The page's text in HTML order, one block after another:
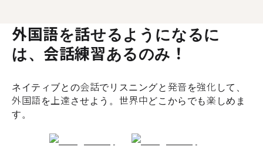
外国語を話せるようになるに
は、会話練習あるのみ！
ネイティブとの会話でリスニングと発音を強化して、
外国語を上達させよう。世界中どこからでも楽しめま
す。